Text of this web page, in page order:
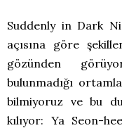
Suddenly in Dark
açısına göre
gözünden
bulunmadığı
bilmiyoruz ve bu
kılıyor: Ya Seon-